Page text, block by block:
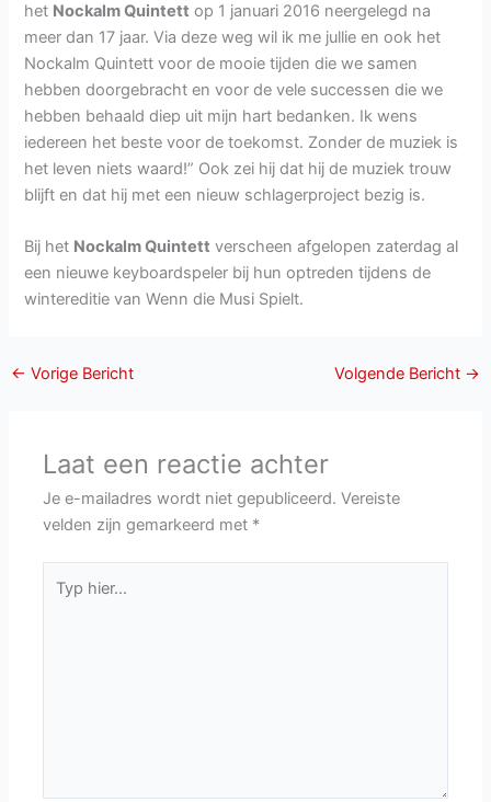
het Nockalm Quintett op 1 januari 2016 neergelegd na
meer dan 17 jaar. Via deze weg wil ik me jullie en ook het
Nockalm Quintett voor de mooie tijden die we samen
hebben doorgebracht en voor de vele successen die we
hebben behaald diep uit mijn hart bedanken. Ik wens
iedereen het beste voor de toekomst. Zonder de muziek is
het leven niets waard!” Ook zei hij dat hij de muziek trouw
blijft en dat hij met een nieuw schlagerproject bezig is.
Bij het Nockalm Quintett verscheen afgelopen zaterdag al
een nieuwe keyboardspeler bij hun optreden tijdens de
wintereditie van Wenn die Musi Spielt.
← Vorige Bericht Volgende Bericht →
Laat een reactie achter
Je e-mailadres wordt niet gepubliceerd. Vereiste
velden zijn gemarkeerd met *
hier...